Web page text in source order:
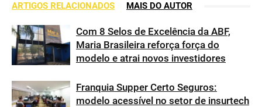
ARTIGOS RELACIONADOS MAIS DO AUTOR
Com 8 Selos de Excelência da ABF,
Maria Brasileira reforça força do
modelo e atrai novos investidores
Franquia Supper Certo Seguros:
modelo acessível no setor de insurtech